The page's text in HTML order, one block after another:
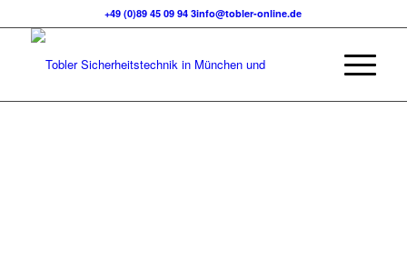
+49 (0)89 45 09 94 3info@tobler-online.de